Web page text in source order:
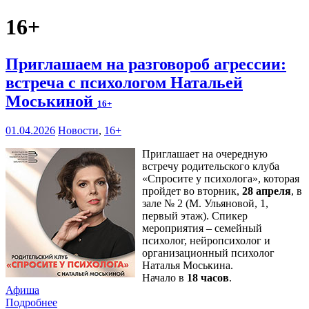
16+
Приглашаем на разговороб агрессии:
встреча с психологом Натальей
Моськиной 16+
01.04.2026 Новости, 16+
Приглашает на очередную
встречу родительского клуба
«Спросите у психолога», которая
пройдет во вторник, 28 апреля, в
зале № 2 (М. Ульяновой, 1,
первый этаж). Спикер
мероприятия – семейный
психолог, нейропсихолог и
организационный психолог
Наталья Моськина.
Начало в 18 часов.
Афиша
Подробнее